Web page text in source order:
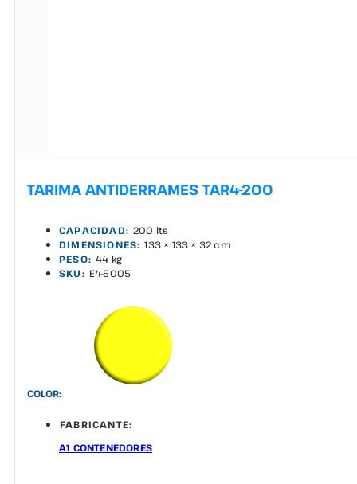
TARIMA ANTIDERRAMES TAR4-200
CAPACIDAD: 200 lts
DIMENSIONES: 133 × 133 × 32 cm
PESO: 44 kg
SKU: E4-5005
COLOR:
FABRICANTE:
A1 CONTENEDORES